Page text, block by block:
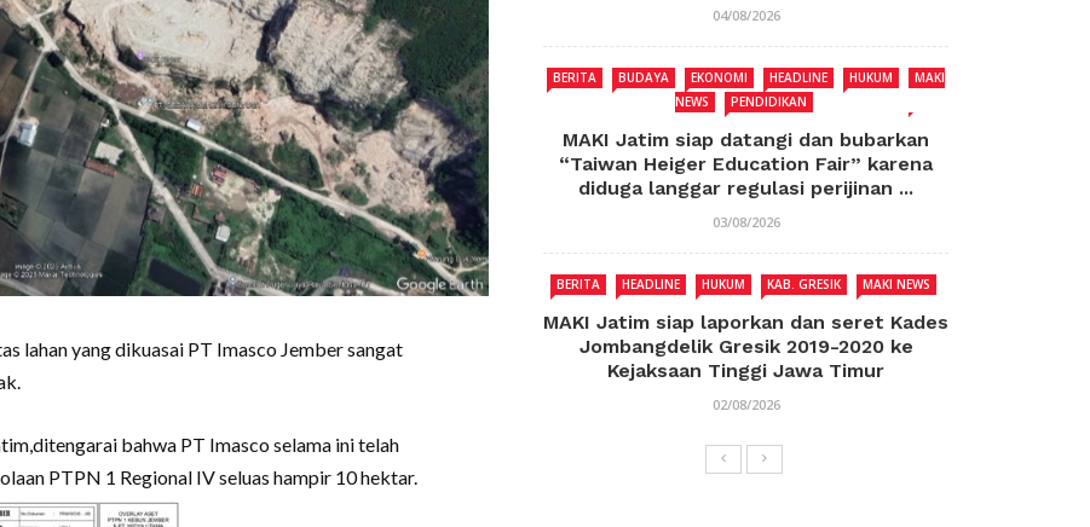
lahan yang dikuasai PT Imasco Jember sangat
bahwa PT Imasco selama ini telah
PTPN 1 Regional IV seluas hampir 10 hektar.
04/08/2026
BERITA BUDAYA EKONOMI HEADLINE HUKUM
MAKI
NEWS
PENDIDIKAN
MAKI Jatim siap datangi dan bubarkan
“Taiwan Heiger Education Fair” karena
diduga langgar regulasi perijinan ...
03/08/2026
BERITA HEADLINE HUKUM KAB. GRESIK MAKI NEWS
MAKI Jatim siap laporkan dan seret Kades
Jombangdelik Gresik 2019-2020 ke
Kejaksaan Tinggi Jawa Timur
02/08/2026